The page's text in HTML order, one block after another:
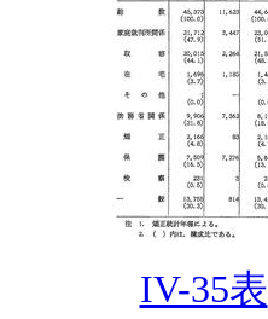
IV-35表